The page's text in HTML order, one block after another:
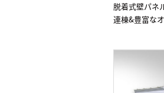
脱着式壁パネ
連棟&豊富な